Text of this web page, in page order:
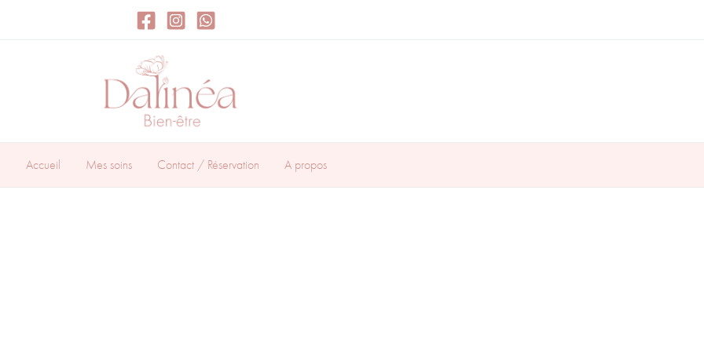
Accueil Mes soins Contact / Réservation A propos